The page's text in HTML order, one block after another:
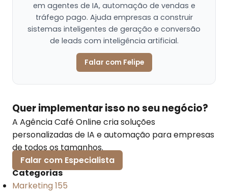
em agentes de IA, automação de vendas e
tráfego pago. Ajuda empresas a construir
sistemas inteligentes de geração e conversão
de leads com inteligência artificial.
Falar com Felipe
Quer implementar isso no seu negócio?
A Agência Café Online cria soluções
personalizadas de IA e automação para empresas
de todos os tamanhos.
Falar com Especialista
Categorias
Marketing 155